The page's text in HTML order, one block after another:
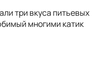
три вкуса питьевых
многими катик